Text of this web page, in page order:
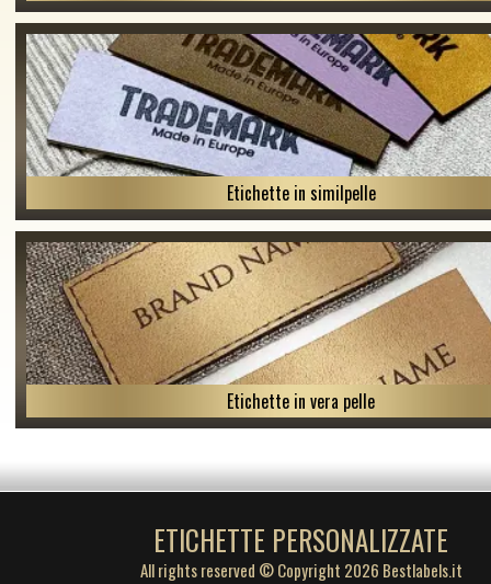
Etichette in similpelle
Etichette in vera pelle
ETICHETTE PERSONALIZZATE
All rights reserved © Copyright 2026 Bestlabels.it